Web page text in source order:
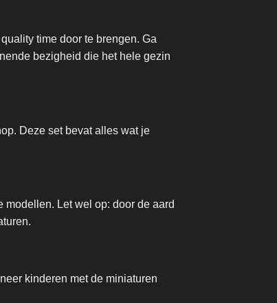
time door te brengen. Ga
bezigheid die het hele gezin
Deze set bevat alles wat je
Let wel op: door de aard
kinderen met de miniaturen